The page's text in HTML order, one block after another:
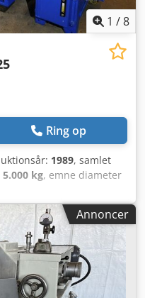
1 /8
Ring op
1989, samlet
5.000 kg, emne diameter
125 blev fremstillet i
center er den
og hydrodynamiske
via en styret akse.
regelmæssigt af
i 2021/22. Udnyt
planslibemaskine uden
Annoncer